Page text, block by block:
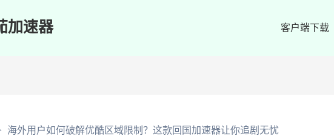
加速器 客户端下载
海外用户如何破解优酷区域限制？这款回国加速器让你追剧无忧